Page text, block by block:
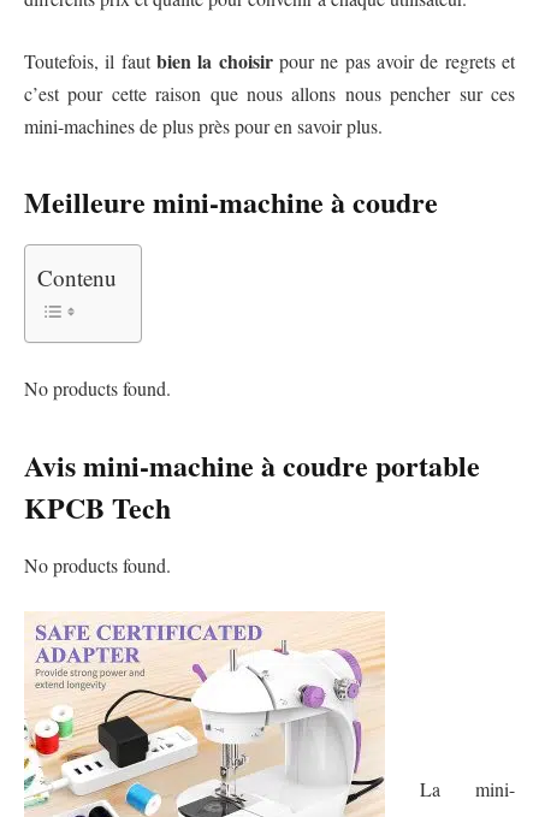
Toutefois, il fautbien la choisir pour ne pas avoir de regrets et
c’est pour cette raison que nous allons nous pencher sur ces
mini-machines de plus près pour en savoir plus.
Meilleure mini-machine à coudre
Contenu
No products found.
Avis mini-machine à coudre portable
KPCB Tech
No products found.
La mini-